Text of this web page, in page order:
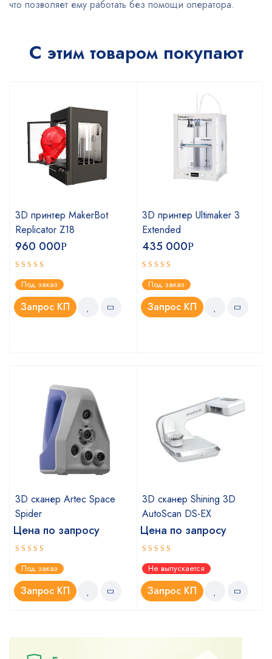
что позволяет ему работать без помощи оператора.
С этим товаром покупают
3D принтер MakerBot
Replicator Z18
960 000Р
Оценка
4.75из 5
Под заказ
Запрос КП
3D принтер Ultimaker 3
Extended
435 000Р
Оценка
5.00из 5
Под заказ
Запрос КП
3D сканер Artec Space
Spider
Цена по запросу
Оценка
5.00из 5
Под заказ
Запрос КП
3D сканер Shining 3D
AutoScan DS-EX
Цена по запросу
Оценка
4.67из 5
Не выпускается
Запрос КП